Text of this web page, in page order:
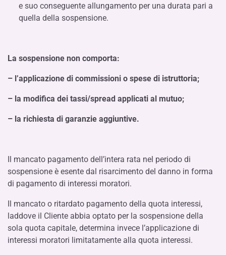
e suo conseguente allungamento per una durata pari a
quella della sospensione.
La sospensione non comporta:
– l’applicazione di commissioni o spese di istruttoria;
– la modifica dei tassi/spread applicati al mutuo;
– la richiesta di garanzie aggiuntive.
Il mancato pagamento dell’intera rata nel periodo di
sospensione è esente dal risarcimento del danno in forma
di pagamento di interessi moratori.
Il mancato o ritardato pagamento della quota interessi,
laddove il Cliente abbia optato per la sospensione della
sola quota capitale, determina invece l’applicazione di
interessi moratori limitatamente alla quota interessi.